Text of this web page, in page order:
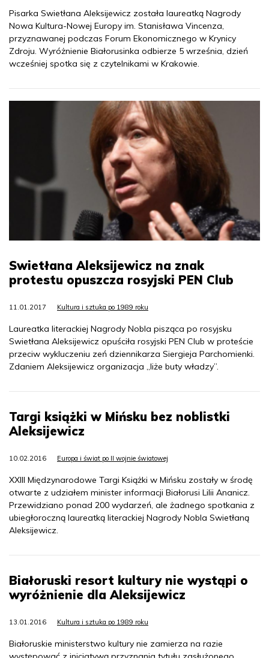
Pisarka Swietłana Aleksijewicz została laureatką Nagrody
Nowa Kultura-Nowej Europy im. Stanisława Vincenza,
przyznawanej podczas Forum Ekonomicznego w Krynicy
Zdroju. Wyróżnienie Białorusinka odbierze 5 września, dzień
wcześniej spotka się z czytelnikami w Krakowie.
Swietłana Aleksijewicz na znak
protestu opuszcza rosyjski PEN Club
11.01.2017 Kultura i sztuka po 1989 roku
Laureatka literackiej Nagrody Nobla pisząca po rosyjsku
Swietłana Aleksijewicz opuściła rosyjski PEN Club w proteście
przeciw wykluczeniu zeń dziennikarza Siergieja Parchomienki.
Zdaniem Aleksijewicz organizacja „liże buty władzy”.
Targi książki w Mińsku bez noblistki
Aleksijewicz
10.02.2016 Europa i świat po II wojnie światowej
XXIII Międzynarodowe Targi Książki w Mińsku zostały w środę
otwarte z udziałem minister informacji Białorusi Lilii Ananicz.
Przewidziano ponad 200 wydarzeń, ale żadnego spotkania z
ubiegłoroczną laureatką literackiej Nagrody Nobla Swietłaną
Aleksijewicz.
Białoruski resort kultury nie wystąpi o
wyróżnienie dla Aleksijewicz
13.01.2016 Kultura i sztuka po 1989 roku
Białoruskie ministerstwo kultury nie zamierza na razie